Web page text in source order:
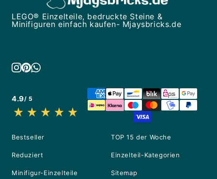
LEGO® Einzelteile, bedruckte Steine &
Minifiguren einfach kaufen- Mjaysbricks.de
4.9/ 5
Bestseller TOP 15 der Woche
Reduziert Einzelteil-Kategorien
Minifigur-Einzelteile Sitemap